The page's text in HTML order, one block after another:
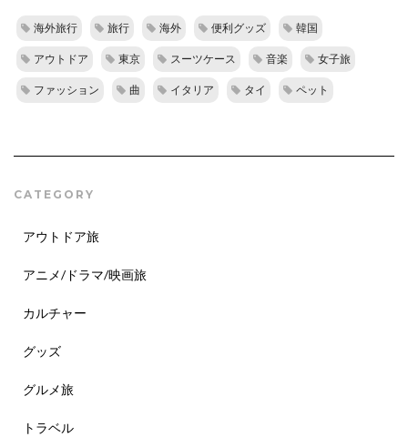
海外旅行 旅行 海外 便利グッズ 韓国
アウトドア 東京 スーツケース 音楽 女子旅
ファッション 曲 イタリア タイ ペット
CATEGORY
アウトドア旅
アニメ/ドラマ/映画旅
カルチャー
グッズ
グルメ旅
トラベル